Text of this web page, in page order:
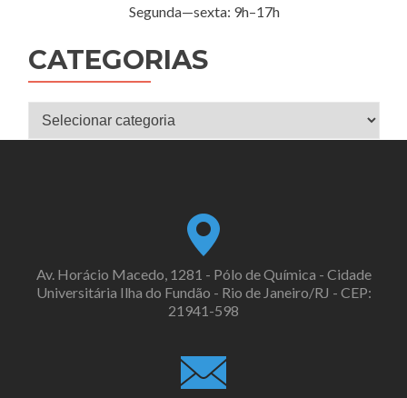
Segunda—sexta: 9h–17h
CATEGORIAS
Categorias
Av. Horácio Macedo, 1281 - Pólo de Química - Cidade
Universitária Ilha do Fundão - Rio de Janeiro/RJ - CEP:
21941-598